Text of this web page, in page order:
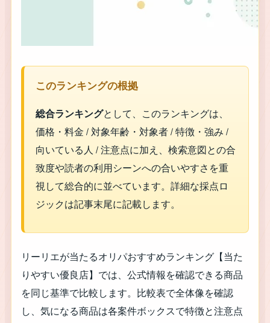
このランキングの根拠
総合ランキングとして、このランキングは、
価格・料金 / 対象年齢・対象者 / 特徴・強み /
向いている人 / 注意点に加え、検索意図との合
致度や読者の利用シーンへの合いやすさを重
視して総合的に並べています。詳細な採点ロ
ジックは記事末尾に記載します。
リーリエが当たるオリパおすすめランキング【当た
りやすい優良店】では、公式情報を確認できる商品
を同じ基準で比較します。比較表で全体像を確認
し、気になる商品は各案件ボックスで特徴と注意点